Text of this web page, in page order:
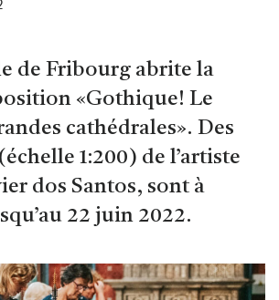
de Fribourg abrite la
«Gothique! Le
cathédrales». Des
1:200) de l’artiste
dos Santos, sont à
22 juin 2022.